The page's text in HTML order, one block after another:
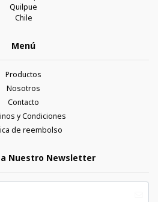
Quilpue
Chile
Menú
Productos
Nosotros
Contacto
y Condiciones
de reembolso
Nuestro Newsletter